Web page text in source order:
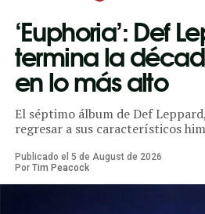
‘Euphoria’: Def
termina la
en lo más alto
El séptimo álbum de Def
regresar a sus característicos
Publicado el 5 de August de 2026
Por Tim Peacock